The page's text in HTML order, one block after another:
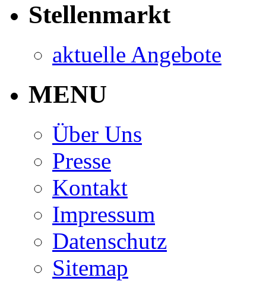
Stellenmarkt
aktuelle Angebote
MENU
Über Uns
Presse
Kontakt
Impressum
Datenschutz
Sitemap